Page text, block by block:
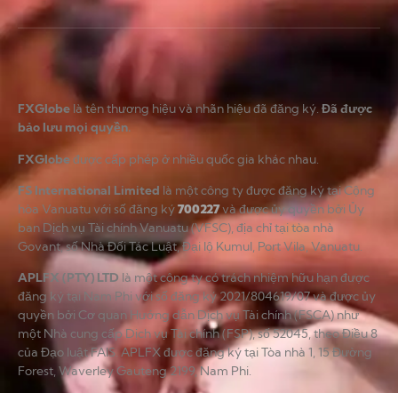
FXGlobe là tên thương hiệu và nhãn hiệu đã đăng ký.Đã được
bảo lưu mọi quyền.
FXGlobeđược cấp phép ở nhiều quốc gia khác nhau.
FS International Limited là một công ty được đăng ký tại Cộng
hòa Vanuatu với số đăng ký700227và được ủy quyền bởi Ủy
ban Dịch vụ Tài chính Vanuatu (VFSC), địa chỉ tại tòa nhà
Govant, số Nhà Đối Tác Luật, Đại lộ Kumul, Port Vila, Vanuatu.
APLFX (PTY) LTD là một công ty có trách nhiệm hữu hạn được
đăng ký tại Nam Phi với số đăng ký 2021/804619/07 và được ủy
quyền bởi Cơ quan Hướng dẫn Dịch vụ Tài chính (FSCA) như
một Nhà cung cấp Dịch vụ Tài chính (FSP), số 52045, theo Điều 8
của Đạo luật FAIS. APLFX được đăng ký tại Tòa nhà 1, 15 Đường
Forest, Waverley Gauteng 2199, Nam Phi.